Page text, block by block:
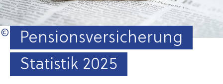
Pensionsversicherung
Statistik 2025